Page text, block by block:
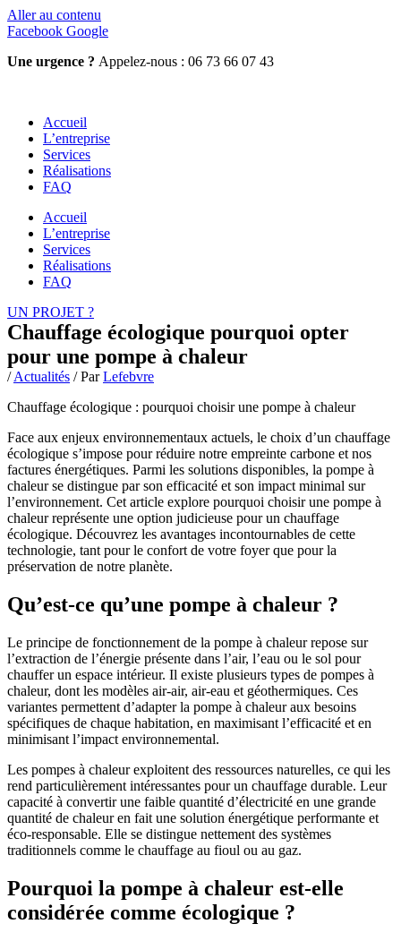
Aller au contenu
Facebook Google
Une urgence ? Appelez-nous : 06 73 66 07 43
Accueil
L’entreprise
Services
Réalisations
FAQ
Accueil
L’entreprise
Services
Réalisations
FAQ
UN PROJET ?
Chauffage écologique pourquoi opter
pour une pompe à chaleur
/Actualités / ParLefebvre
Chauffage écologique : pourquoi choisir une pompe à chaleur
Face aux enjeux environnementaux actuels, le choix d’un chauffage
écologique s’impose pour réduire notre empreinte carbone et nos
factures énergétiques. Parmi les solutions disponibles, la pompe à
chaleur se distingue par son efficacité et son impact minimal sur
l’environnement. Cet article explore pourquoi choisir une pompe à
chaleur représente une option judicieuse pour un chauffage
écologique. Découvrez les avantages incontournables de cette
technologie, tant pour le confort de votre foyer que pour la
préservation de notre planète.
Qu’est-ce qu’une pompe à chaleur ?
Le principe de fonctionnement de la pompe à chaleur repose sur
l’extraction de l’énergie présente dans l’air, l’eau ou le sol pour
chauffer un espace intérieur. Il existe plusieurs types de pompes à
chaleur, dont les modèles air-air, air-eau et géothermiques. Ces
variantes permettent d’adapter la pompe à chaleur aux besoins
spécifiques de chaque habitation, en maximisant l’efficacité et en
minimisant l’impact environnemental.
Les pompes à chaleur exploitent des ressources naturelles, ce qui les
rend particulièrement intéressantes pour un chauffage durable. Leur
capacité à convertir une faible quantité d’électricité en une grande
quantité de chaleur en fait une solution énergétique performante et
éco-responsable. Elle se distingue nettement des systèmes
traditionnels comme le chauffage au fioul ou au gaz.
Pourquoi la pompe à chaleur est-elle
considérée comme écologique ?